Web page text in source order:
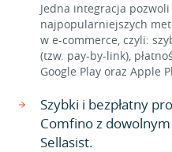
Jedna integracja
najpopularniejszych
w e-commerce, czyli:
(tzw. pay-by-link),
Google Play oraz Apple
Szybki i bezpłatny
Comfino z
Sellasist.